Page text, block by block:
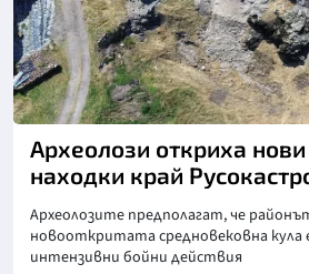
Археолози откриха
находки край
Археолозите предполагат, че
новооткритата средновековна кула
интензивни бойни действия